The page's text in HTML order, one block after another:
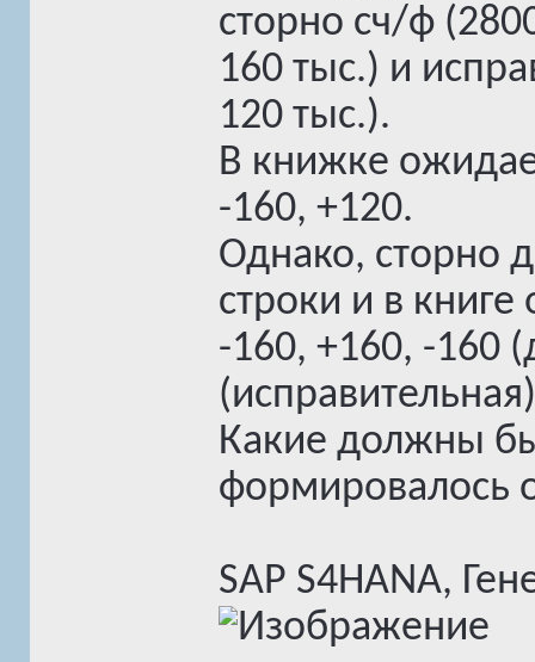
сторно сч/ф
160 тыс.) и
120 тыс.).
В книжке
-160, +120.
Однако, сторно
строки и в
-160, +160, -160
Какие должны
формировалось
SAP S4HANA,